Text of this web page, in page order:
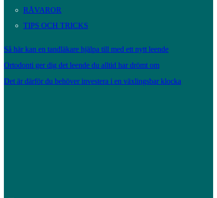
RÅVAROR
TIPS OCH TRICKS
Så här kan en tandläkare hjälpa till med ett nytt leende
Ortodonti ger dig det leende du alltid har drömt om
Det är därför du behöver investera i en växlingsbar klocka